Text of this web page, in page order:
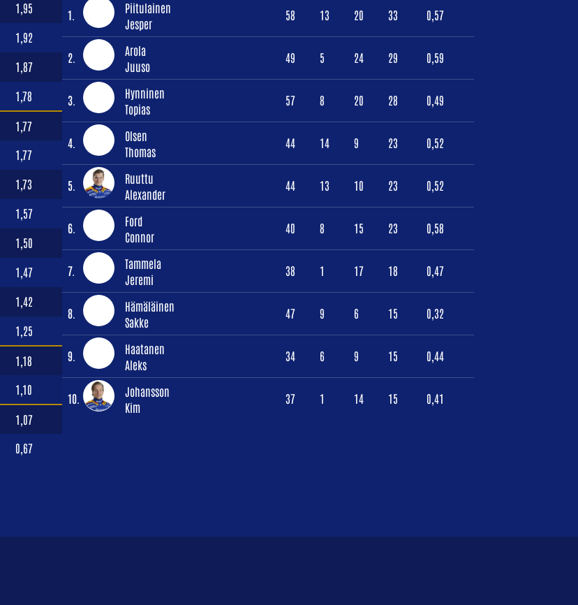
1,95
1,92
1,87
1,78
1,77
1,77
1,73
1,57
1,50
1,47
1,42
1,25
1,18
1,10
1,07
0,67
1.
Piitulainen
Jesper
58 13 20 33 0,57
2.
Arola
Juuso
49 5 24 29 0,59
3.
Hynninen
Topias
57 8 20 28 0,49
4.
Olsen
Thomas
44 14 9 23 0,52
5.
Ruuttu
Alexander
44 13 10 23 0,52
6.
Ford
Connor
40 8 15 23 0,58
7.
Tammela
Jeremi
38 1 17 18 0,47
8.
Hämäläinen
Sakke
47 9 6 15 0,32
9.
Haatanen
Aleks
34 6 9 15 0,44
10.
Johansson
Kim
37 1 14 15 0,41